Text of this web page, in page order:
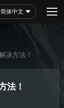
简体中文
决方法！
法！